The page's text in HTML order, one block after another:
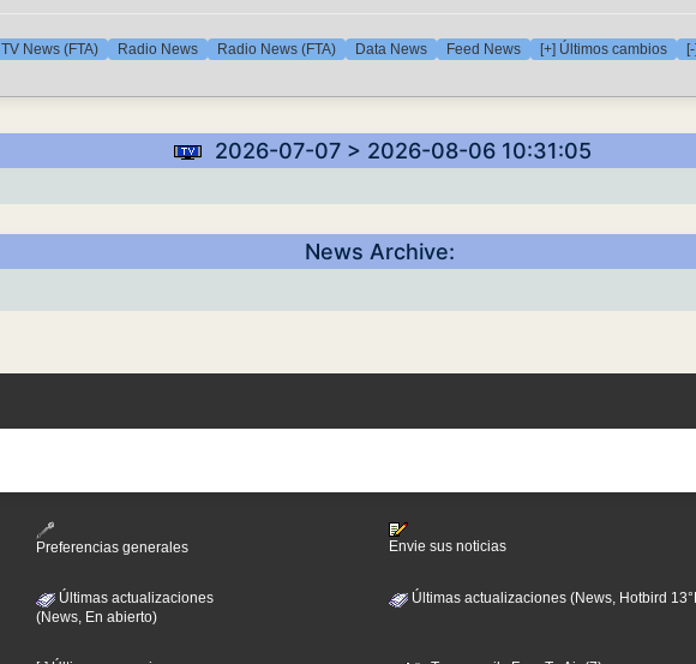
TV News (FTA) Radio News Radio News (FTA) Data News Feed News [+] Últimos cambios
2026-07-07 > 2026-08-06 10:31:05
News Archive:
Preferencias generales
Envie sus noticias
Últimas actualizaciones
(News, En abierto)
Últimas actualizaciones (News, Hotbird